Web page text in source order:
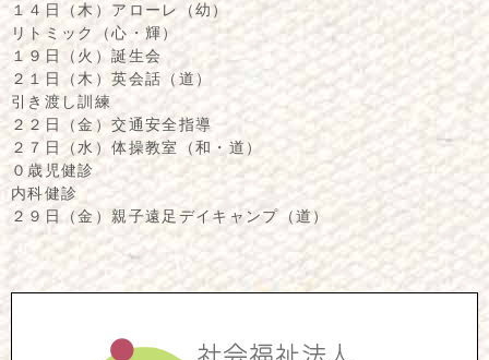
１４日（木）アローレ（幼）
リトミック（心・輝）
１９日（火）誕生会
２１日（木）英会話（道）
引き渡し訓練
２２日（金）交通安全指導
２７日（水）体操教室（和・道）
０歳児健診
内科健診
２９日（金）親子遠足デイキャンプ（道）